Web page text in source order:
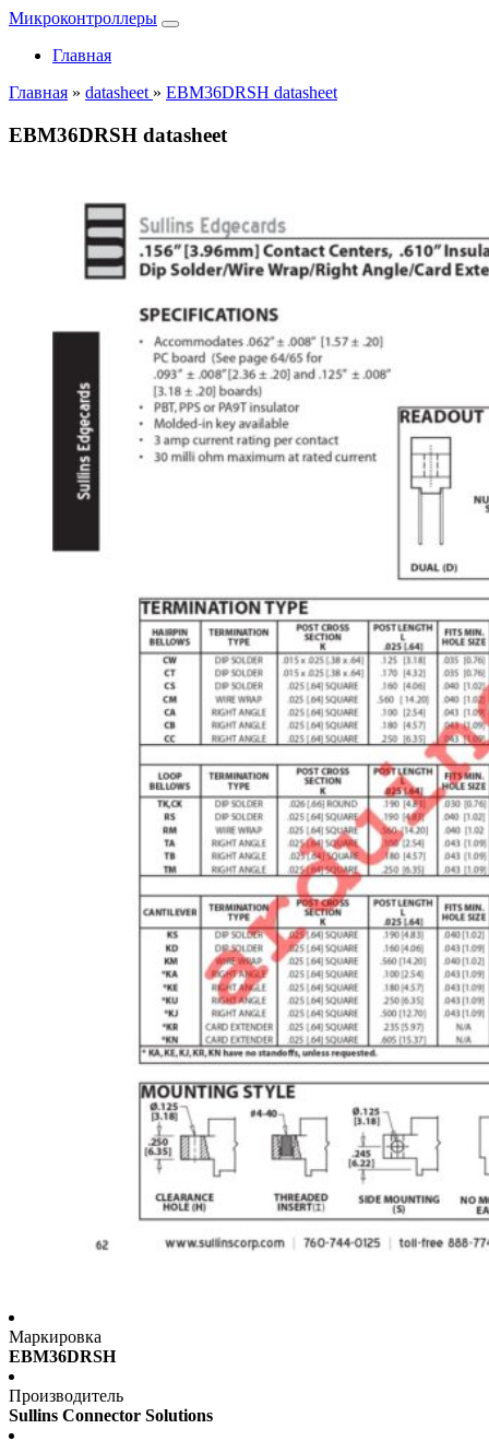
Микроконтроллеры
Главная
Главная » datasheet » EBM36DRSH datasheet
EBM36DRSH datasheet
Маркировка
EBM36DRSH
Производитель
Sullins Connector Solutions